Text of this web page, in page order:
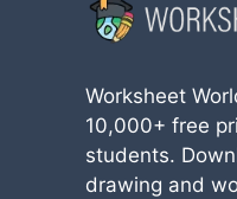
Worksheet
10,000+ free
students.
drawing and